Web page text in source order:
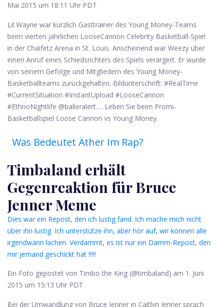
Mai 2015 um 18:11 Uhr PDT
Lil Wayne war kürzlich Gasttrainer des Young Money-Teams
beim vierten jährlichen LooseCannon Celebrity Basketball-Spiel
in der Chaifetz Arena in St. Louis. Anscheinend war Weezy über
einen Anruf eines Schiedsrichters des Spiels verärgert. Er wurde
von seinem Gefolge und Mitgliedern des Young Money-
Basketballteams zurückgehalten. Bildunterschrift: #RealTime
#CurrentSituation #InstantUpload #LooseCannon
#EthnoNightlife @balleralert… .Leben Sie beim Promi-
Basketballspiel Loose Cannon vs Young Money.
Was Bedeutet Äther Im Rap?
Timbaland erhält
Gegenreaktion für Bruce
Jenner Meme
Dies war ein Repost, den ich lustig fand. Ich mache mich nicht
über ihn lustig. Ich unterstütze ihn, aber hör auf, wir können alle
irgendwann lachen. Verdammt, es ist nur ein Damm-Repost, den
mir jemand geschickt hat !!!!!
Ein Foto gepostet von Timbo the King (@timbaland) am 1. Juni
2015 um 15:13 Uhr PDT
Bei der Umwandlung von Bruce Jenner in Caitlyn Jenner sprach